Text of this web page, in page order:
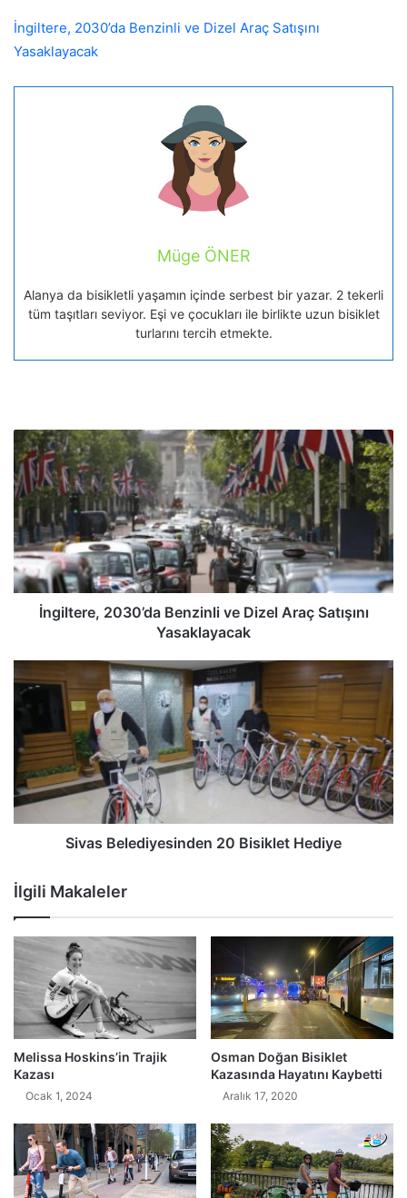
İngiltere, 2030’da Benzinli ve Dizel Araç Satışını
Yasaklayacak
Müge ÖNER
Alanya da bisikletli yaşamın içinde serbest bir yazar. 2 tekerli
tüm taşıtları seviyor. Eşi ve çocukları ile birlikte uzun bisiklet
turlarını tercih etmekte.
İngiltere, 2030’da Benzinli ve Dizel Araç Satışını
Yasaklayacak
Sivas Belediyesinden 20 Bisiklet Hediye
İlgili Makaleler
Melissa Hoskins’in Trajik
Kazası
Ocak 1, 2024
Osman Doğan Bisiklet
Kazasında Hayatını Kaybetti
Aralık 17, 2020